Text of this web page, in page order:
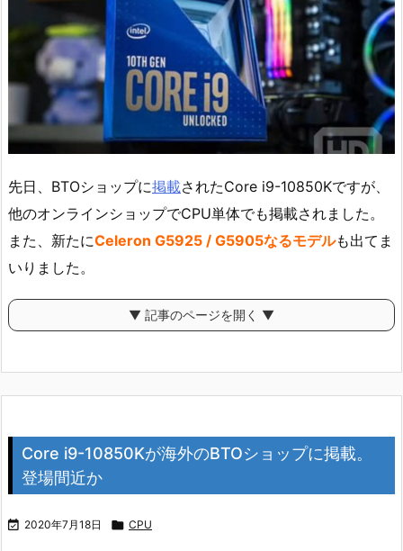
先日、BTOショップに掲載されたCore i9-10850Kですが、
他のオンラインショップでCPU単体でも掲載されました。
また、新たにCeleron G5925 / G5905なるモデルも出てま
いりました。
▼ 記事のページを開く ▼
Core i9-10850Kが海外のBTOショップに掲載。
登場間近か
 2020年7月18日  CPU